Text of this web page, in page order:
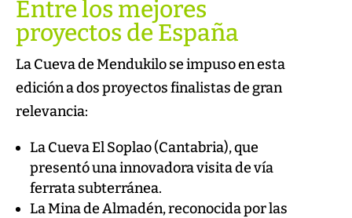
Entre los mejores
proyectos de España
La Cueva de Mendukilo se impuso en esta
edición a dos proyectos finalistas de gran
relevancia:
La Cueva El Soplao (Cantabria), que
presentó una innovadora visita de vía
ferrata subterránea.
La Mina de Almadén, reconocida por las